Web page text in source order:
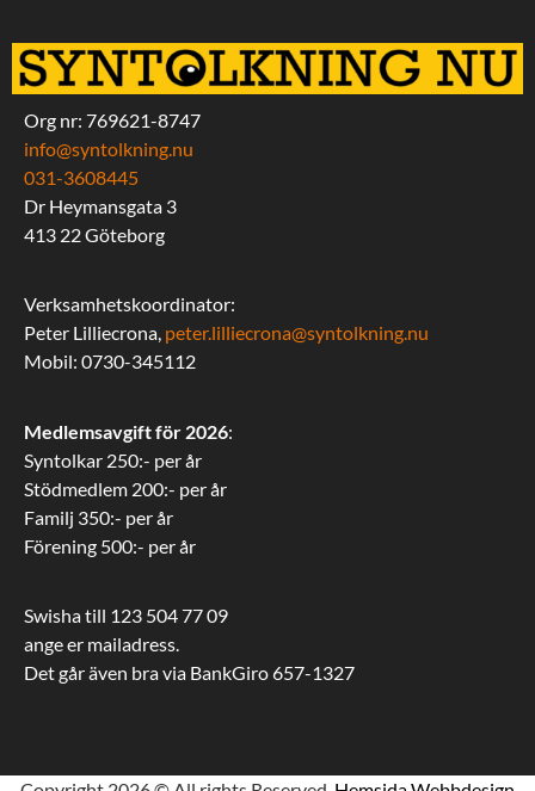
Org nr: 769621-8747
info@syntolkning.nu
031-3608445
Dr Heymansgata 3
413 22 Göteborg
Verksamhetskoordinator:
Peter Lilliecrona, peter.lilliecrona@syntolkning.nu
Mobil: 0730-345112
Medlemsavgift för 2026:
Syntolkar 250:- per år
Stödmedlem 200:- per år
Familj 350:- per år
Förening 500:- per år
Swisha till 123 504 77 09
ange er mailadress.
Det går även bra via BankGiro 657-1327